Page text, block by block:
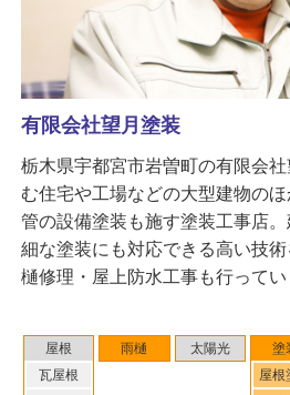
屋根
瓦屋根
雨樋 太陽光
塗
屋根
有限会社望月塗装
栃木県宇都宮市岩曽町の有限会
む住宅や工場などの大型建物の
管の設備塗装も施す塗装工事店
細な塗装にも対応できる高い技
樋修理・屋上防水工事も行ってい